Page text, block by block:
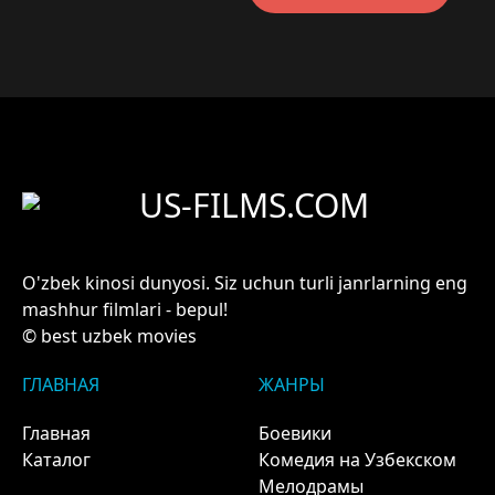
US-FILMS.COM
O'zbek kinosi dunyosi. Siz uchun turli janrlarning eng
mashhur filmlari - bepul!
© best uzbek movies
ГЛАВНАЯ
Главная
Каталог
ЖАНРЫ
Боевики
Комедия на Узбекском
Мелодрамы